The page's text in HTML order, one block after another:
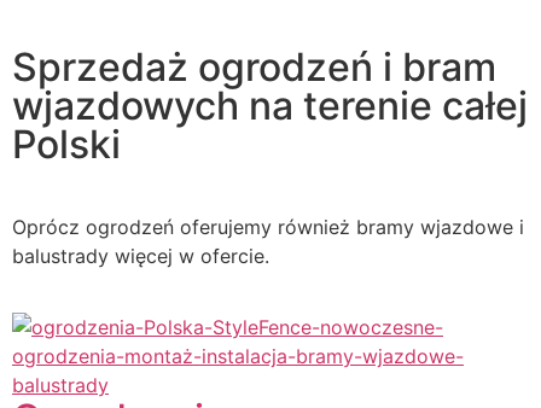
Sprzedaż ogrodzeń i bram
wjazdowych na terenie całej
Polski
Oprócz ogrodzeń oferujemy również bramy wjazdowe i
balustrady więcej w ofercie.